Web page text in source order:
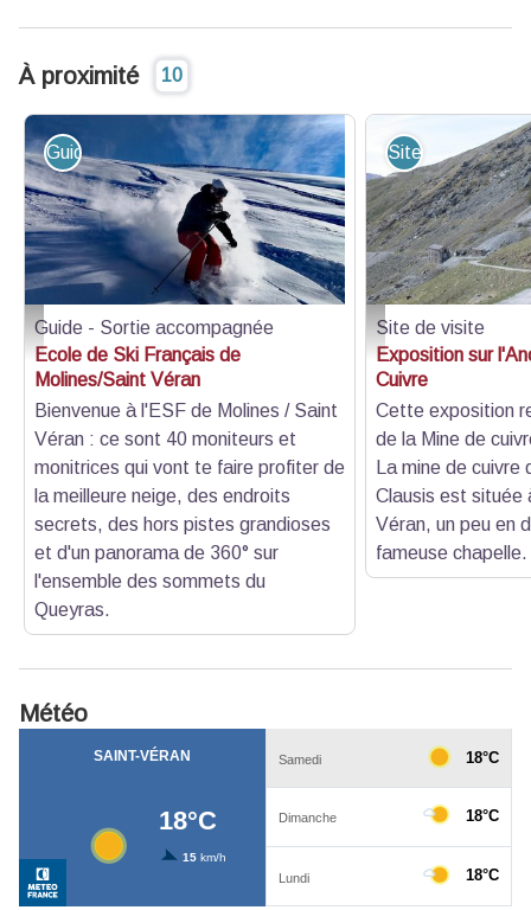
À proximité 10
ski alpin
Guide - Sortie accompagnée
Guide - Sortie accompagnée
Ecole de Ski Français de
Molines/Saint Véran
Bienvenue à l'ESF de Molines / Saint
Véran : ce sont 40 moniteurs et
monitrices qui vont te faire profiter de
la meilleure neige, des endroits
secrets, des hors pistes grandioses
et d'un panorama de 360° sur
l'ensemble des sommets du
Queyras.
Mine de Cuivre
Site de visite
Site de visite
Exposition sur
Cuivre
Cette exposition
de la Mine de
La mine de
Clausis est située
Véran, un peu en
fameuse chapelle.
Météo